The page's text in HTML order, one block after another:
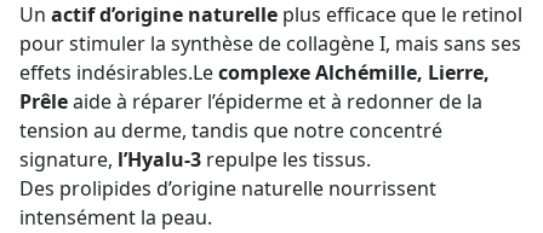
Un actif d’origine naturelle plus efficace que le retinol
pour stimuler la synthèse de collagène I, mais sans ses
effets indésirables.Lecomplexe Alchémille, Lierre,
Prêleaide à réparer l’épiderme et à redonner de la
tension au derme, tandis que notre concentré
signature, l’Hyalu-3 repulpe les tissus.
Des prolipides d’origine naturelle nourrissent
intensément la peau.